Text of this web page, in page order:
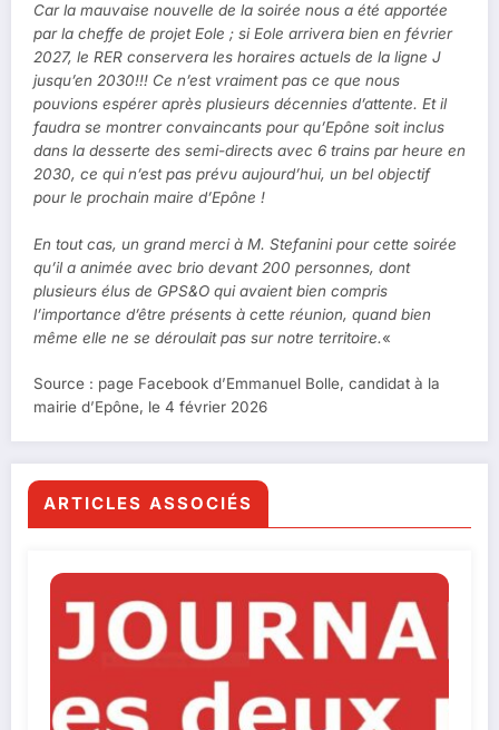
Car la mauvaise nouvelle de la soirée nous a été apportée
par la cheffe de projet Eole ; si Eole arrivera bien en février
2027, le RER conservera les horaires actuels de la ligne J
jusqu’en 2030!!! Ce n’est vraiment pas ce que nous
pouvions espérer après plusieurs décennies d’attente. Et il
faudra se montrer convaincants pour qu’Epône soit inclus
dans la desserte des semi-directs avec 6 trains par heure en
2030, ce qui n’est pas prévu aujourd’hui, un bel objectif
pour le prochain maire d’Epône !
En tout cas, un grand merci à M. Stefanini pour cette soirée
qu’il a animée avec brio devant 200 personnes, dont
plusieurs élus de GPS&O qui avaient bien compris
l’importance d’être présents à cette réunion, quand bien
même elle ne se déroulait pas sur notre territoire.«
Source : page Facebook d’Emmanuel Bolle, candidat à la
mairie d’Epône, le 4 février 2026
ARTICLES ASSOCIÉS